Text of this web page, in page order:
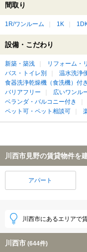
間取り
1R/ワンルーム 1K
設備・こだわり
新築・築浅 リフォーム・
バス・トイレ別
温水洗浄
食器洗浄乾燥機（食洗機）付き
バリアフリー
広いワンル
ベランダ・バルコニー付き
ペット可・ペット相談可
川西市見野の賃貸物件を
アパート
川西市にあるエリアで
川西市 (644件)